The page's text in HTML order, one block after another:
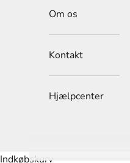
Om os
Kontakt
Hjælpcenter
Indkøbskurv